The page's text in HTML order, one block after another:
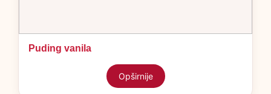
Puding vanila
Opširnije